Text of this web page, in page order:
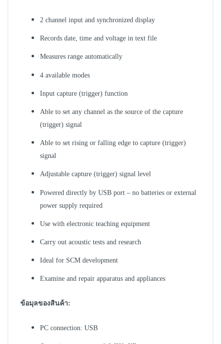
2 channel input and synchronized display
Records date, time and voltage in text file
Measures range automatically
4 available modes
Input capture (trigger) function
Able to set any channel as the source of the capture
(trigger) signal
Able to set rising or falling edge to capture (trigger)
signal
Adjustable capture (trigger) signal level
Powered directly by USB port – no batteries or external
power supply required
Use with electronic teaching equipment
Carry out acoustic tests and research
Ideal for SCM development
Examine and repair apparatus and appliances
ข้อมุลของสินค้า:
PC connection: USB